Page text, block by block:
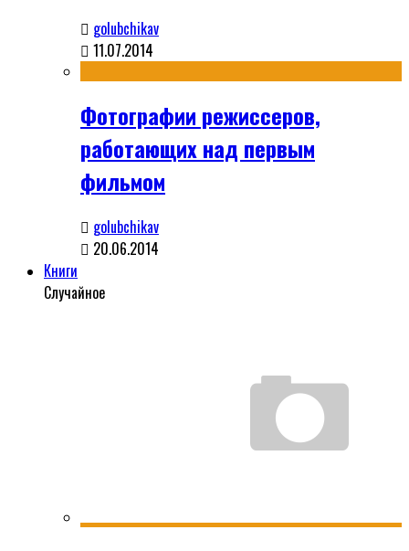
golubchikav
11.07.2014
Фотографии режиссеров,
работающих над первым
фильмом
golubchikav
20.06.2014
Книги
Случайное